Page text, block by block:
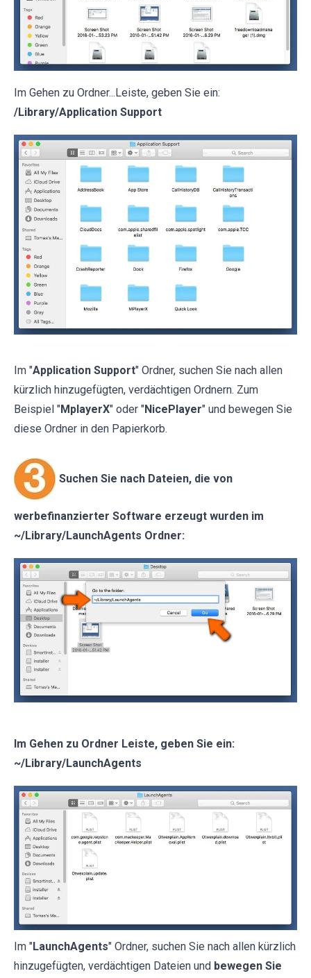
Im Gehen zu Ordner...Leiste, geben Sie ein:
/Library/Application Support
Im "Application Support" Ordner, suchen Sie nach allen
kürzlich hinzugefügten, verdächtigen Ordnern. Zum
Beispiel "MplayerX" oder "NicePlayer" und bewegen Sie
diese Ordner in den Papierkorb.
Suchen Sie nach Dateien, die von
werbefinanzierter Software erzeugt wurden im
~/Library/LaunchAgents Ordner:
Im Gehen zu Ordner Leiste, geben Sie ein:
~/Library/LaunchAgents
Im "LaunchAgents" Ordner, suchen Sie nach allen kürzlich
hinzugefügten, verdächtigen Dateien und bewegen Sie